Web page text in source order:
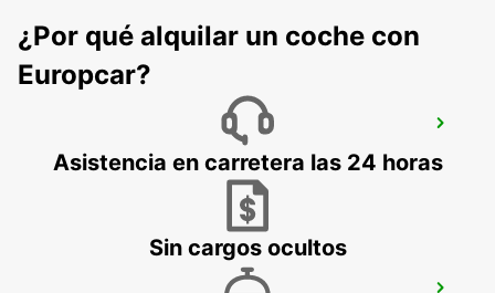
KONSTANZ - GERMANY
¿Por qué alquilar un coche con
Europcar?
Asistencia en carretera las 24 horas
Sin cargos ocultos